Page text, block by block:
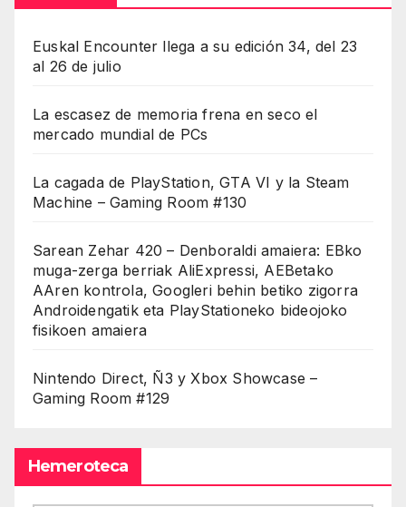
Euskal Encounter llega a su edición 34, del 23
al 26 de julio
La escasez de memoria frena en seco el
mercado mundial de PCs
La cagada de PlayStation, GTA VI y la Steam
Machine – Gaming Room #130
Sarean Zehar 420 – Denboraldi amaiera: EBko
muga-zerga berriak AliExpressi, AEBetako
AAren kontrola, Googleri behin betiko zigorra
Androidengatik eta PlayStationeko bideojoko
fisikoen amaiera
Nintendo Direct, Ñ3 y Xbox Showcase –
Gaming Room #129
Hemeroteca